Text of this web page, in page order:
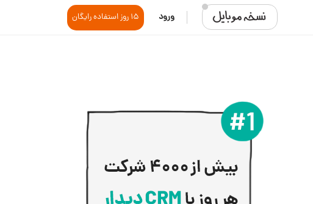
ورود 15 روز استفاده رایگان